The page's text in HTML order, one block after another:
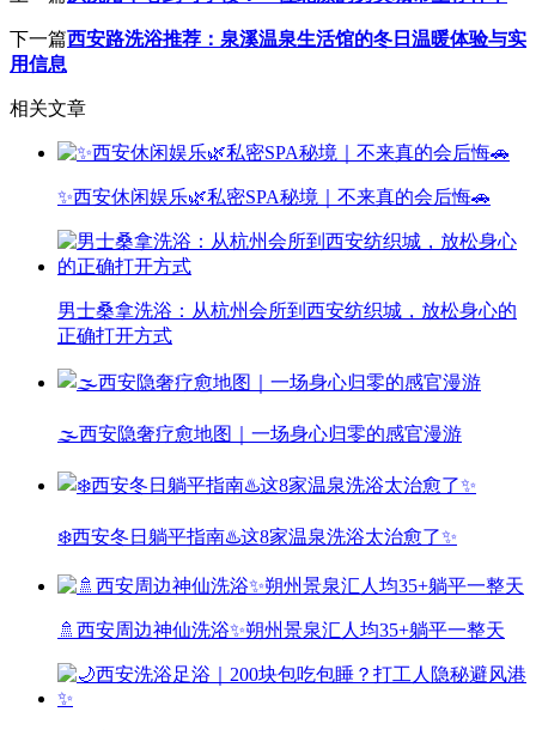
下一篇西安路洗浴推荐：泉溪温泉生活馆的冬日温暖体验与实
用信息
相关文章
✨西安休闲娱乐🌿私密SPA秘境｜不来真的会后悔🚗
男士桑拿洗浴：从杭州会所到西安纺织城，放松身心的
正确打开方式
🌫️西安隐奢疗愈地图｜一场身心归零的感官漫游
❄️西安冬日躺平指南♨️这8家温泉洗浴太治愈了✨
🚿西安周边神仙洗浴✨朔州景泉汇人均35+躺平一整天